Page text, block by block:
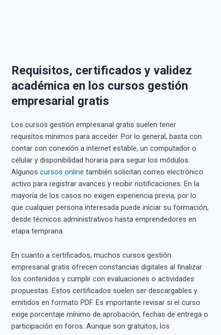
Requisitos, certificados y validez
académica en los cursos gestión
empresarial gratis
Los cursos gestión empresarial gratis suelen tener
requisitos mínimos para acceder. Por lo general, basta con
contar con conexión a internet estable, un computador o
celular y disponibilidad horaria para seguir los módulos.
Algunos cursos online también solicitan correo electrónico
activo para registrar avances y recibir notificaciones. En la
mayoría de los casos no exigen experiencia previa, por lo
que cualquier persona interesada puede iniciar su formación,
desde técnicos administrativos hasta emprendedores en
etapa temprana.
En cuanto a certificados, muchos cursos gestión
empresarial gratis ofrecen constancias digitales al finalizar
los contenidos y cumplir con evaluaciones o actividades
propuestas. Estos certificados suelen ser descargables y
emitidos en formato PDF. Es importante revisar si el curso
exige porcentaje mínimo de aprobación, fechas de entrega o
participación en foros. Aunque son gratuitos, los